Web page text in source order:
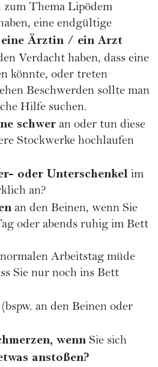
Thema Lipödem
eine endgültige
eine Ärztin / ein Arzt
Verdacht haben, dass eine
könnte, oder treten
Beschwerden sollte man
Hilfe suchen.
schwer an oder tun diese
Stockwerke hochlaufen
oder Unterschenkel im
an?
an den Beinen, wenn Sie
oder abends ruhig im Bett
Arbeitstag müde
Sie nur noch ins Bett
(bspw. an den Beinen oder
wenn Sie sich
anstoßen?